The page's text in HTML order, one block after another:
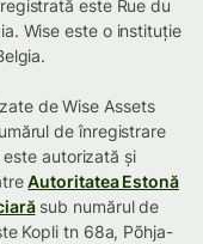
este Rue du
Wise este o instituție
de Wise Assets
de înregistrare
este autorizată și
Autoritatea Estonă
sub numărul de
Kopli tn 68a, Põhja-